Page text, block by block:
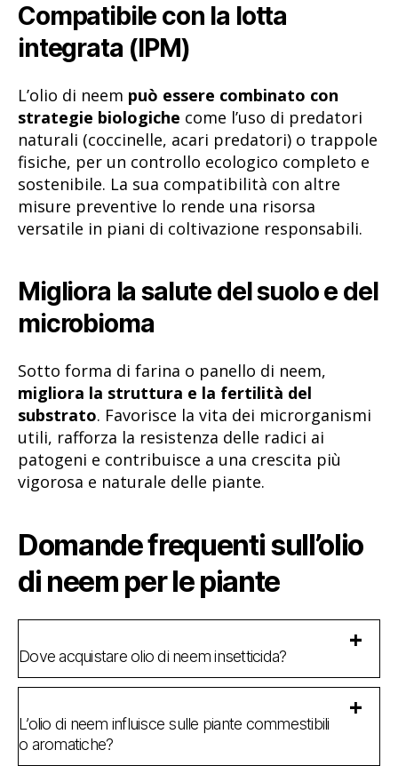
Compatibile con la lotta
integrata (IPM)
L’olio di neem può essere combinato con
strategie biologiche come l’uso di predatori
naturali (coccinelle, acari predatori) o trappole
fisiche, per un controllo ecologico completo e
sostenibile. La sua compatibilità con altre
misure preventive lo rende una risorsa
versatile in piani di coltivazione responsabili.
Migliora la salute del suolo e del
microbioma
Sotto forma di farina o panello di neem,
migliora la struttura e la fertilità del
substrato. Favorisce la vita dei microrganismi
utili, rafforza la resistenza delle radici ai
patogeni e contribuisce a una crescita più
vigorosa e naturale delle piante.
Domande frequenti sull’olio
di neem per le piante
Dove acquistare olio di neem insetticida?
L’olio di neem influisce sulle piante commestibili
o aromatiche?